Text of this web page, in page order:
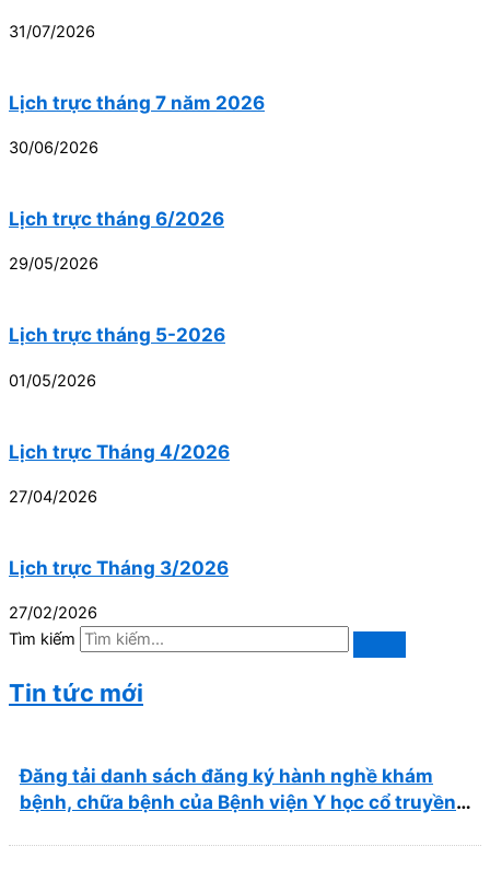
31/07/2026
Lịch trực tháng 7 năm 2026
30/06/2026
Lịch trực tháng 6/2026
29/05/2026
Lịch trực tháng 5-2026
01/05/2026
Lịch trực Tháng 4/2026
27/04/2026
Lịch trực Tháng 3/2026
27/02/2026
Tìm kiếm
Tin tức mới
Đăng tải danh sách đăng ký hành nghề khám
bệnh, chữa bệnh của Bệnh viện Y học cổ truyền